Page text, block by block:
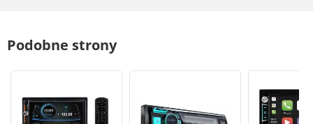
Podobne strony